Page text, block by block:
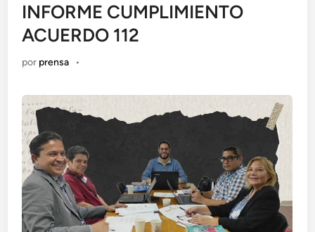
INFORME CUMPLIMIENTO
ACUERDO 112
por prensa •